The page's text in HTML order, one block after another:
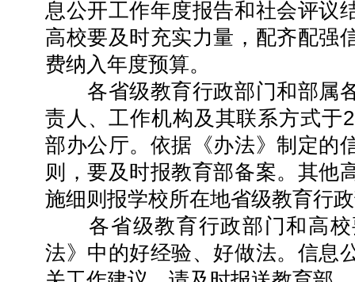
息公开工作年度报告和社会评议
高校要及时充实力量，配齐配强
费纳入年度预算。
各省级教育行政部门和部属
责人、工作机构及其联系方式于
部办公厅。依据《办法》制定的
则，要及时报教育部备案。其他
施细则报学校所在地省级教育行
各省级教育行政部门和高校
法》中的好经验、好做法。信息